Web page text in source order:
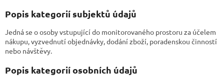
Popis kategorií subjektů údajů
Jedná se o osoby vstupující do monitorovaného prostoru za účelem
nákupu, vyzvednutí objednávky, dodání zboží, poradenskou činností
nebo návštěvy.
Popis kategorií osobních údajů